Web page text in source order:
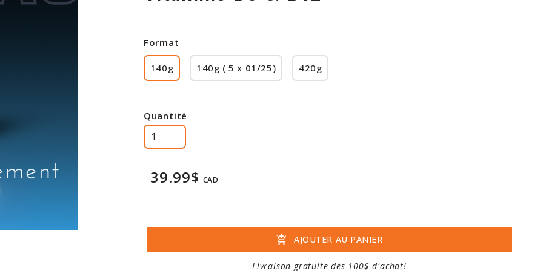
Format
140g 140g ( 5 x 01/25) 420g
Quantité
39.99$ CAD
add_shopping_cart AJOUTER AU PANIER
Livraison gratuite dès 100$ d'achat!